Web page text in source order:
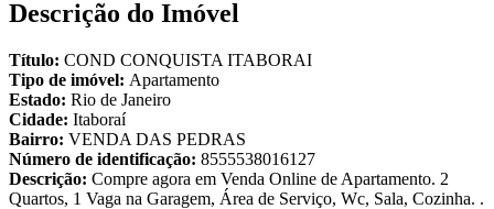
Descrição do Imóvel
Título: COND CONQUISTA ITABORAI
Tipo de imóvel: Apartamento
Estado: Rio de Janeiro
Cidade: Itaboraí
Bairro: VENDA DAS PEDRAS
Número de identificação: 8555538016127
Descrição: Compre agora em Venda Online de Apartamento. 2
Quartos, 1 Vaga na Garagem, Área de Serviço, Wc, Sala, Cozinha. .